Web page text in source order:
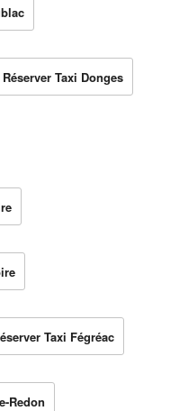
Réserver Taxi Donges
Taxi Fégréac
Redon